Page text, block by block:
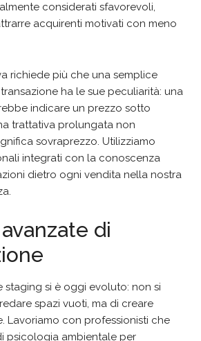
considerati sfavorevoli,
acquirenti motivati con meno
richiede più che una semplice
ha le sue peculiarità: una
indicare un prezzo sotto
trattativa prolungata non
sovraprezzo. Utilizziamo
integrati con la conoscenza
dietro ogni vendita nella nostra
di
si è oggi evoluto: non si
spazi vuoti, ma di creare
Lavoriamo con professionisti che
psicologia ambientale per